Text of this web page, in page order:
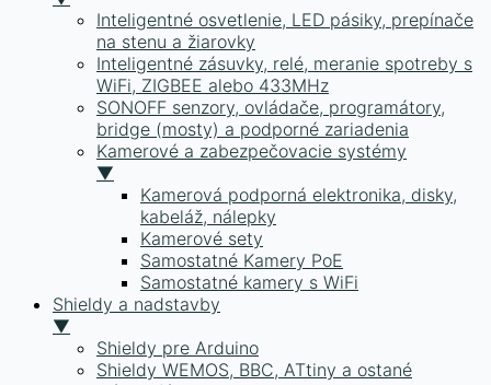
Inteligentné osvetlenie, LED pásiky, prepínače
na stenu a žiarovky
Inteligentné zásuvky, relé, meranie spotreby s
WiFi, ZIGBEE alebo 433MHz
SONOFF senzory, ovládače, programátory,
bridge (mosty) a podporné zariadenia
Kamerové a zabezpečovacie systémy
▼
Kamerová podporná elektronika, disky,
kabeláž, nálepky
Kamerové sety
Samostatné Kamery PoE
Samostatné kamery s WiFi
Shieldy a nadstavby
▼
Shieldy pre Arduino
Shieldy WEMOS, BBC, ATtiny a ostané